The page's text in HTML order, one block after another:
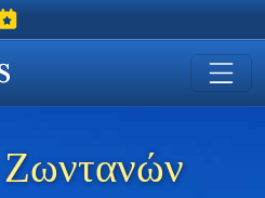
Θάσου
στη Χρυσή Ακτή
στη Θάσοστη Θάσο